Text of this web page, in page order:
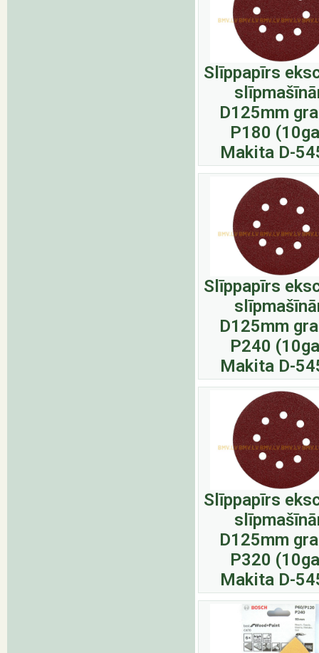
Slīppapīrs
D125mm
P180
Makita D-
Slīppapīrs
D125mm
P240
Makita D-
Slīppapīrs
D125mm
P320
Makita D-